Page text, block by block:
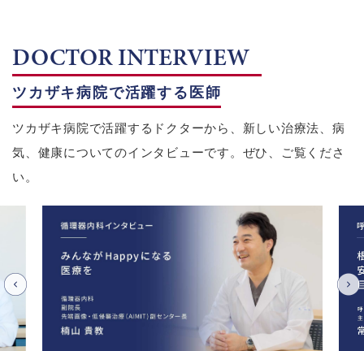
DOCTOR INTERVIEW
ツカザキ病院で活躍する医師
ツカザキ病院で活躍するドクターから、新しい治療法、病
気、健康についてのインタビューです。ぜひ、ご覧くださ
い。